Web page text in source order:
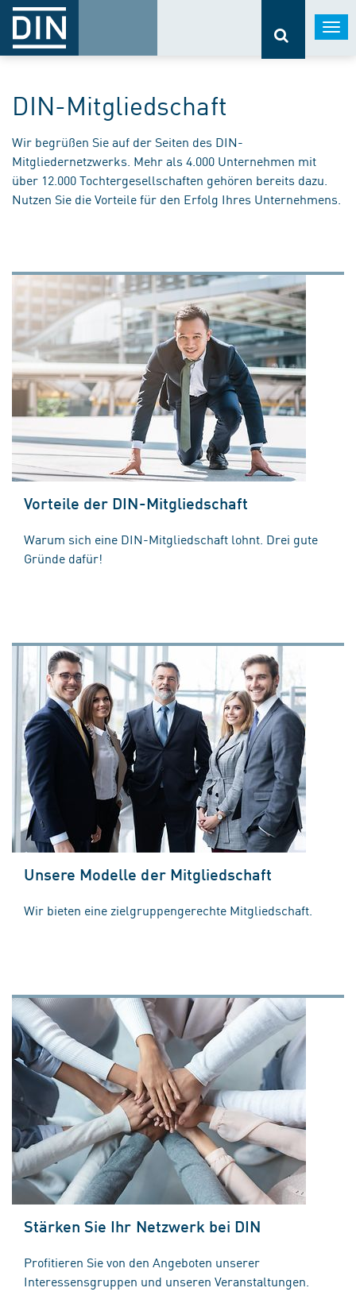
DIN-Mitgliedschaft
Wir begrüßen Sie auf der Seiten des DIN-
Mitgliedernetzwerks. Mehr als 4.000 Unternehmen mit
über 12.000 Tochtergesellschaften gehören bereits dazu.
Nutzen Sie die Vorteile für den Erfolg Ihres Unternehmens.
Vorteile der DIN-Mitgliedschaft
Warum sich eine DIN-Mitgliedschaft lohnt. Drei gute
Gründe dafür!
Unsere Modelle der Mitgliedschaft
Wir bieten eine zielgruppengerechte Mitgliedschaft.
Stärken Sie Ihr Netzwerk bei DIN
Profitieren Sie von den Angeboten unserer
Interessensgruppen und unseren Veranstaltungen.